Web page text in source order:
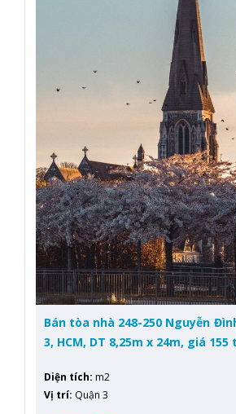
Bán tòa nhà 248-250 Nguyễn
3, HCM, DT 8,25m x 24m, giá 155
Diện tích: m2
Vị trí: Quận 3